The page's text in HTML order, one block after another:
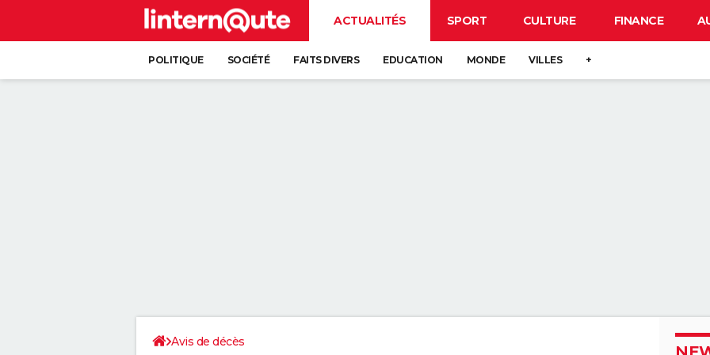
ACTUALITÉS SPORT CULTURE FINANCE
POLITIQUE SOCIÉTÉ FAITS DIVERS EDUCATION MONDE VILLES +
Avis de décès